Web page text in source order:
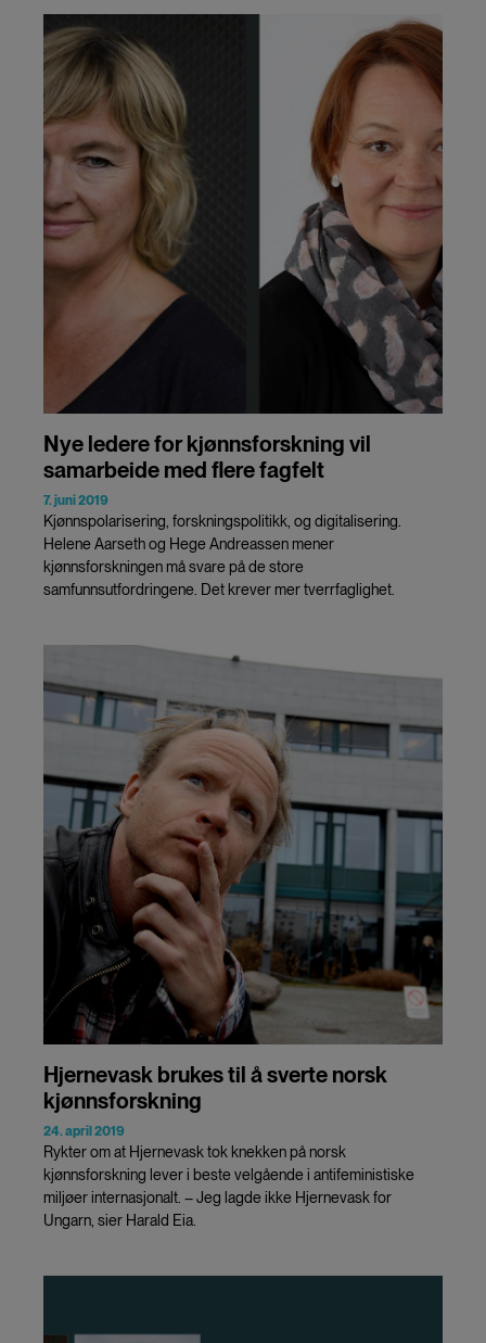
Nye ledere for kjønnsforskning vil
samarbeide med flere fagfelt
7. juni 2019
Kjønnspolarisering, forskningspolitikk, og digitalisering.
Helene Aarseth og Hege Andreassen mener
kjønnsforskningen må svare på de store
samfunnsutfordringene. Det krever mer tverrfaglighet.
Hjernevask brukes til å sverte norsk
kjønnsforskning
24. april 2019
Rykter om at Hjernevask tok knekken på norsk
kjønnsforskning lever i beste velgående i antifeministiske
miljøer internasjonalt. – Jeg lagde ikke Hjernevask for
Ungarn, sier Harald Eia.